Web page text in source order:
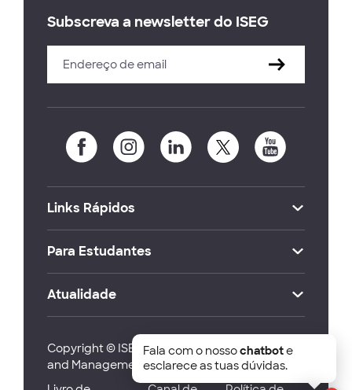
Subscreva a newsletter do ISEG
Links Rápidos
Para Estudantes
Atualidade
Copyright © ISEG Lisbon School of Economics
and Management 2026
Fala com o nossochatbote
esclarece as tuas dúvidas.